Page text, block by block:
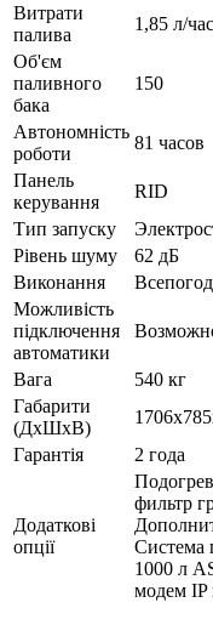
Витрати
палива
1,85 л/час
Об'єм
паливного
бака
150
Автономність
роботи
81 часов
Панель
керування
RID
Тип запуску
Рівень шуму
62 дБ
Виконання
Можливість
підключення
автоматики
Вага
540 кг
Габарити
(ДхШхВ)
Гарантія
2 года
Додаткові
опції
фильтр
Система
1000 л
модем IP